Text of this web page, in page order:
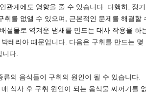
관계에도 영향을 줄 수 있습니다. 다행히, 정
취를 없앨 수 있으며, 근본적인 문제를 해결할
설물로 역겨운 냄새를 만드는 대사 작용을 하
테리아 때문입니다. 다음은 구취를 만드는 몇
다.
의 음식들이 구취의 원인이 될 수 있습니다.
식사 후 구취 원인이 되는 음식물 찌꺼기를